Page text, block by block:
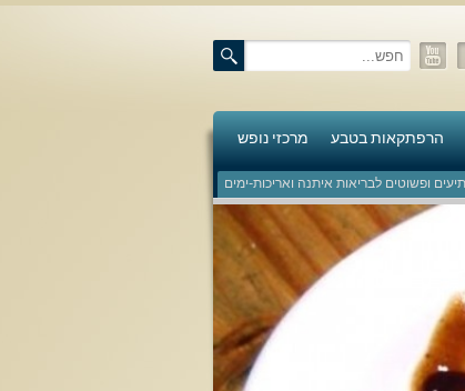
הרפתקאות בטבע מרכזי נופש